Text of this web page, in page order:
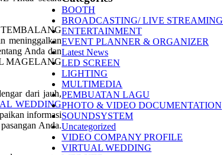
TEMBALANG
meninggalkan
Anda dan
MAGELANG
dari jauh,
WEDDING
informasi
Anda.
BOOTH
BROADCASTING/ LIVE STREAMING
ENTERTAINMENT
EVENT PLANNER & ORGANIZER
Latest News
LED SCREEN
LIGHTING
MULTIMEDIA
PEMBUATAN LAGU
PHOTO & VIDEO DOCUMENTATION
SOUNDSYSTEM
Uncategorized
VIDEO COMPANY PROFILE
VIRTUAL WEDDING